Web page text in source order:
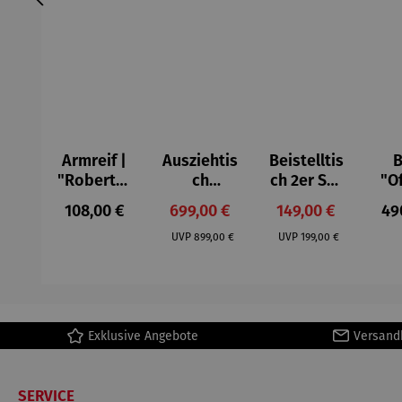
Armreif |
"Roberta"
– Anna
Mütz
Regulärer Preis:
108,00 €
Ausziehtis
ch
Aluminium
– Valor
Verkaufspreis:
699,00 €
UVP Regulärer Preis:
899,00 €
Beistelltis
ch 2er Set
– Dalias
Verkaufspreis:
149,00 €
UVP Regulärer Preis:
199,00 €
Exklusive Angebote
SERVICE